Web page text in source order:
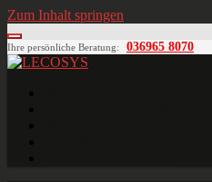
Zum Inhalt springen
Ihre persönliche Beratung: 036965 8070